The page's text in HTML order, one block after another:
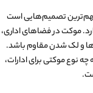
تصمیم‌هایی است
موکت در فضاهای اداری،
و لک شدن مقاوم باشد.
نوع موکتی برای ادارات،